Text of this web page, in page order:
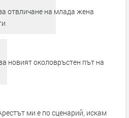
отвличане на млада жена
новият околовръстен път на
ми е по сценарий, искам